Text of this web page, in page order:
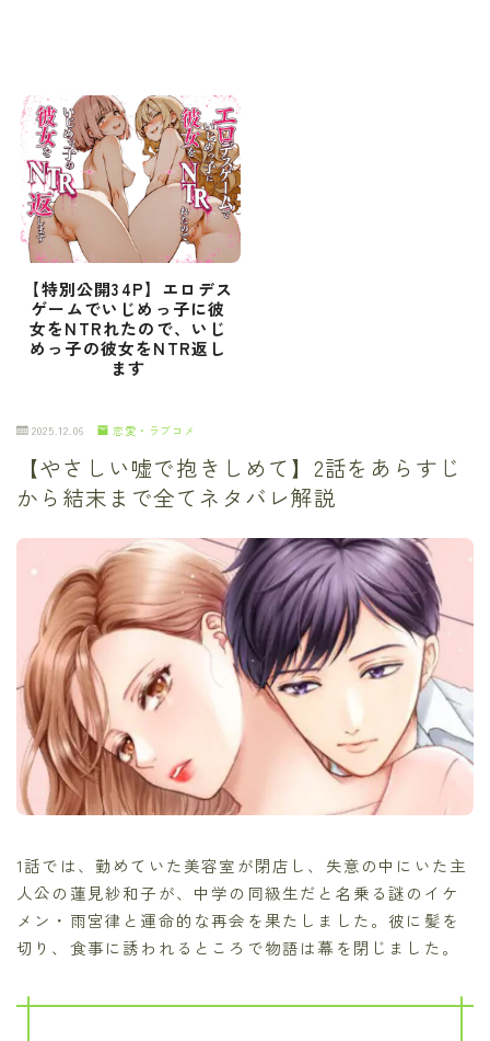
【特別公開34P】エロデス
ゲームでいじめっ子に彼
女をNTRれたので、いじ
めっ子の彼女をNTR返し
ます
2025.12.06 恋愛・ラブコメ
【やさしい嘘で抱きしめて】2話をあらすじ
から結末まで全てネタバレ解説
1話では、勤めていた美容室が閉店し、失意の中にいた主
人公の蓮見紗和子が、中学の同級生だと名乗る謎のイケ
メン・雨宮律と運命的な再会を果たしました。彼に髪を
切り、食事に誘われるところで物語は幕を閉じました。